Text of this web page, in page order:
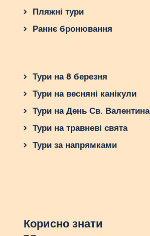
Пляжні тури
Раннє бронювання
Тури на 8 березня
Тури на весняні канікули
Тури на День Св. Валентина
Тури на травневі свята
Тури за напрямками
Корисно знати